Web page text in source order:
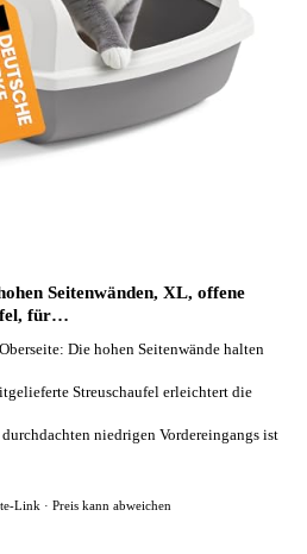
Seitenwänden, XL, offene
für…
Die hohen Seitenwände halten
Streuschaufel erleichtert die
niedrigen Vordereingangs ist
Link · Preis kann abweichen